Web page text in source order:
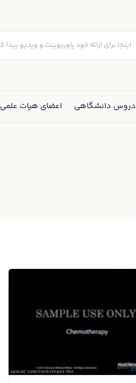
دروس دانشگاهی اعضای هیات علمی